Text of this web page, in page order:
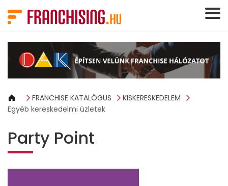
FRANCHISE KATALÓGUS
KISKERESKEDELEM
Egyéb kereskedelmi üzletek
Party Point